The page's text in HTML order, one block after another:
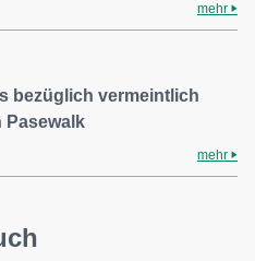
mehr
bezüglich vermeintlich
Pasewalk
mehr